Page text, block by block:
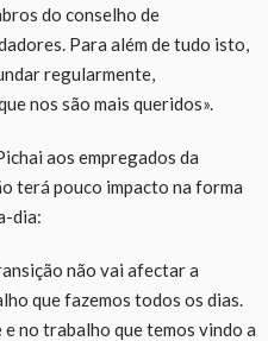
do conselho de
Para além de tudo isto,
regularmente,
nos são mais queridos».
aos empregados da
terá pouco impacto na forma
dia:
não vai afectar a
que fazemos todos os dias.
no trabalho que temos vindo a